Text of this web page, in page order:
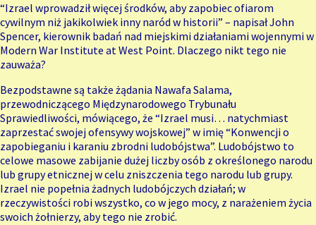
“Izrael wprowadził więcej środków, aby zapobiec ofiarom
cywilnym niż jakikolwiek inny naród w historii” – napisałJohn
Spencer, kierownik badań nad miejskimi działaniami wojennymi w
Modern War Institute at West Point. Dlaczego nikt tego nie
zauważa?
Bezpodstawne są także żądania Nawafa Salama,
przewodniczącego Międzynarodowego Trybunału
Sprawiedliwości, mówiącego, że “Izrael musi… natychmiast
zaprzestać swojej ofensywy wojskowej” w imię “Konwencji o
zapobieganiu i karaniu zbrodni ludobójstwa”. Ludobójstwo to
celowe masowe zabijanie dużej liczby osób z określonego narodu
lub grupy etnicznej w celu zniszczenia tego narodu lub grupy.
Izrael nie popełnia żadnych ludobójczych działań; w
rzeczywistości robi wszystko, co w jego mocy, z narażeniem życia
swoich żołnierzy, aby tego nie zrobić.